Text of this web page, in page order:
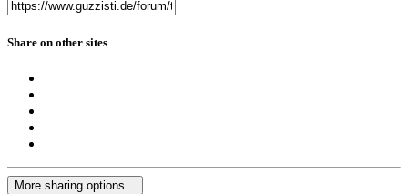
Share on other sites
More sharing options...